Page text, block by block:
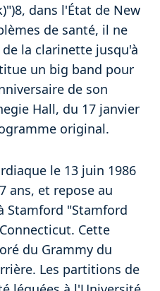
dans l'État de New
de santé, il ne
la clarinette jusqu'à
un big band pour
de son
Hall, du 17 janvier
original.
le 13 juin 1986
ans, et repose au
Stamford "Stamford
Cette
du Grammy du
Les partitions de